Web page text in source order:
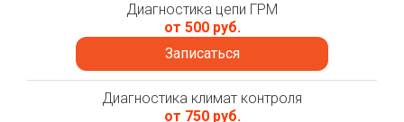
Диагностика цепи ГРМ
от 500 руб.
Записаться
Диагностика климат контроля
от 750 руб.